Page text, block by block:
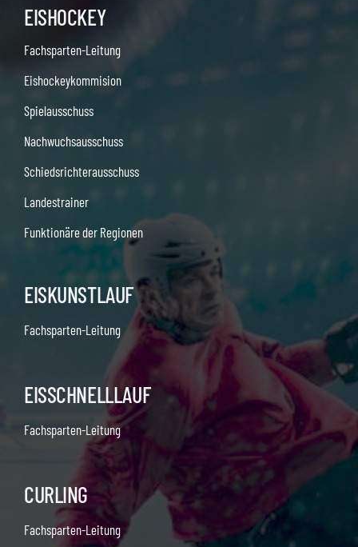
EISHOCKEY
Fachsparten-Leitung
Eishockeykommision
Spielausschuss
Nachwuchsausschuss
Schiedsrichterausschuss
Landestrainer
Funktionäre der Regionen
EISKUNSTLAUF
Fachsparten-Leitung
EISSCHNELLLAUF
Fachsparten-Leitung
CURLING
Fachsparten-Leitung